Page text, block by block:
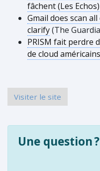
fâchent (Les Echos)
Gmail does scan
clarify(The
PRISM fait perdre
de cloud américains
Visiter le site
Une question?